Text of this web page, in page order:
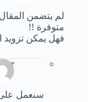
لم يتضمن
متوفرة !!
فهل يمكن تزويد
11 ديسمبر، 2019 | 9:47 ص
سنعمل